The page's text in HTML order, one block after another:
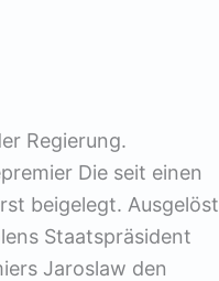
Regierung.
Die seit einen
beigelegt. Ausgelöst
Staatspräsident
Jaroslaw den